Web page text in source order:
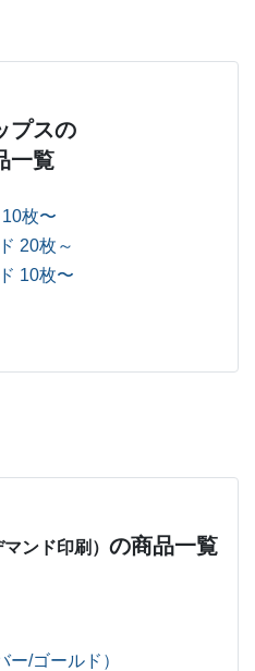
プスの
一覧
枚〜
20枚～
10枚〜
マンド印刷） の商品一覧
ー/ゴールド）